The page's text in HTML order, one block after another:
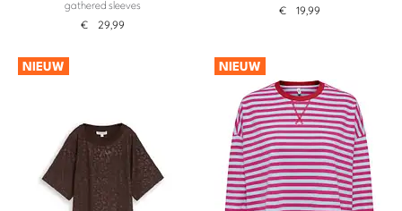
gathered sleeves
€ 29,99
€ 19,99
NIEUW NIEUW